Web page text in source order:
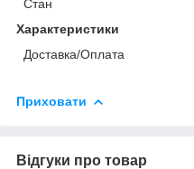
Стан
Характеристики
Доставка/Оплата
Приховати
Відгуки про товар